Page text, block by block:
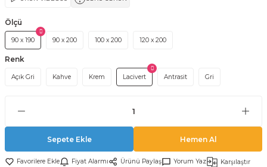
Ölçü
90 x 190 90 x 200 100 x 200 120 x 200
Renk
Açık Gri Kahve Krem Lacivert Antrasit Gri
Sepete Ekle Hemen Al
Fiyat Alarmı Ürünü Paylaş Yorum Yaz Karşılaştır